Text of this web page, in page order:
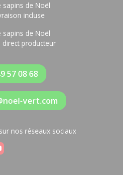
sapins de Noël
incluse
sapins de Noël
producteur
57 08 68
vert.com
nos réseaux sociaux